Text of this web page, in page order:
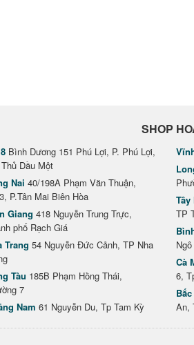
SHOP
Bình Dương 151 Phú Lợi, P. Phú Lợi,
Dầu Một
Nai 40/198A Phạm Văn Thuận,
P.Tân Mai Biên Hòa
Giang 418 Nguyễn Trung Trực,
phố Rạch Giá
Trang 54 Nguyễn Đức Cảnh, TP Nha
Tàu 185B Phạm Hồng Thái,
7
Nam 61 Nguyễn Du, Tp Tam Kỳ
Tây
TP
Cà
6,
An,